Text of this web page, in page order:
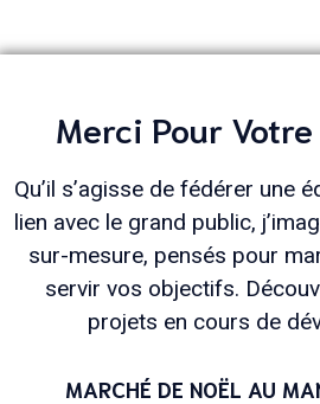
Merci Pour
Qu’il s’agisse de fédérer une
lien avec le grand public,
sur-mesure, pensés pour
servir vos objectifs.
projets en cours de
MARCHÉ DE NOËL AU